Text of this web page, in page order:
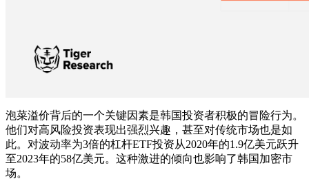
泡菜溢价背后的一个关键因素是韩国投资者积极的冒险行为。
他们对高风险投资表现出强烈兴趣，甚至对传统市场也是如
此。对波动率为3倍的杠杆ETF投资从2020年的1.9亿美元跃升
至2023年的58亿美元。这种激进的倾向也影响了韩国加密市
场。